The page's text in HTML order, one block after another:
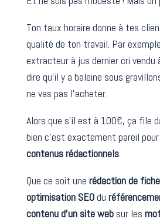
Ton taux horaire donne à tes
qualité de ton travail. Par
extracteur à jus dernier cri
dire qu’il y a baleine sous
ne vas pas l’acheter.
Alors que s’il est à 100€, ça file
bien c’est exactement pareil
contenus rédactionnels.
Que ce soit une rédaction de
optimisation SEOdu
contenu d’un site websur les